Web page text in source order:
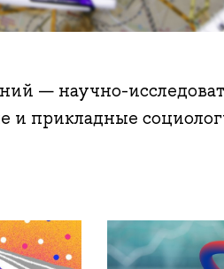
— научно-
и прикладные